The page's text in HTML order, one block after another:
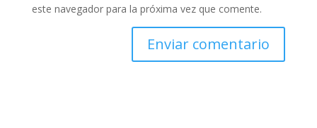
este navegador para la próxima vez que comente.